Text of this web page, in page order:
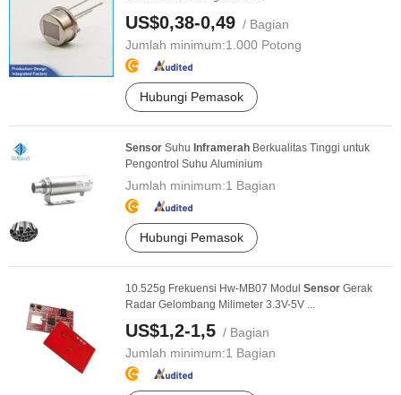
US$0,38-0,49 / Bagian
Jumlah minimum:1.000 Potong
Hubungi Pemasok
Sensor Suhu Inframerah Berkualitas Tinggi untuk
Pengontrol Suhu Aluminium
Jumlah minimum:1 Bagian
Hubungi Pemasok
10.525g Frekuensi Hw-MB07 Modul Sensor Gerak
Radar Gelombang Milimeter 3.3V-5V ...
US$1,2-1,5 / Bagian
Jumlah minimum:1 Bagian